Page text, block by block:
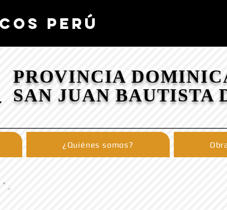
PERÚ
PROVINCIA
SAN JUAN BAUTISTA
¿Quiénes somos?